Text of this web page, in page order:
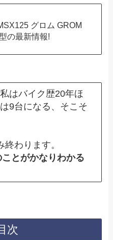
グロム GROM
の最新情報!
はバイク歴20年ほ
9台になる、そこそ
わります。
とがかなりわかる
次